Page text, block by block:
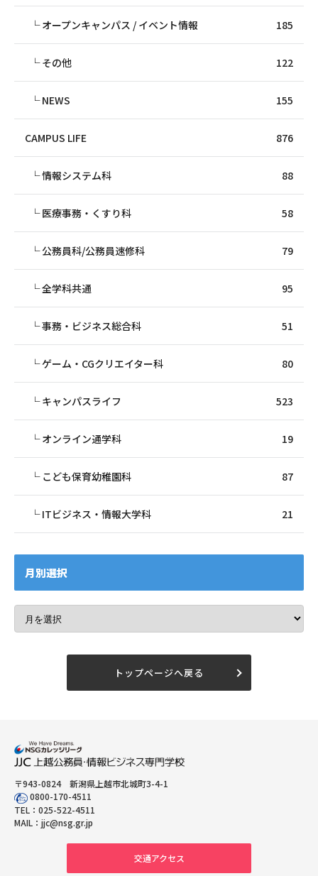
オープンキャンパス / イベント情報 185
その他 122
NEWS 155
CAMPUS LIFE 876
情報システム科 88
医療事務・くすり科 58
公務員科/公務員速修科 79
全学科共通 95
事務・ビジネス総合科 51
ゲーム・CGクリエイター科 80
キャンパスライフ 523
オンライン通学科 19
こども保育幼稚園科 87
ITビジネス・情報大学科 21
月別選択
トップページへ戻る
〒943-0824 新潟県上越市北城町3-4-1
0800-170-4511
TEL： 025-522-4511
MAIL： jjc@nsg.gr.jp
交通アクセス